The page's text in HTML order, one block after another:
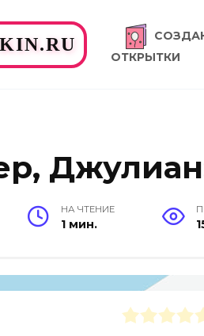
ОТКРЫТКИ
НА ЧТЕНИЕ
1 мин.